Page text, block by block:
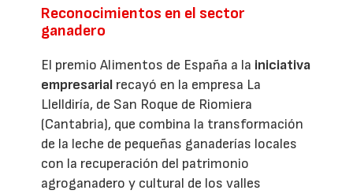
Reconocimientos en el sector
ganadero
El premio Alimentos de España a la iniciativa
empresarial recayó en la empresa La
Llelldiría, de San Roque de Riomiera
(Cantabria), que combina la transformación
de la leche de pequeñas ganaderías locales
con la recuperación del patrimonio
agroganadero y cultural de los valles